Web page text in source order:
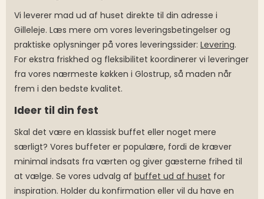
Vi leverer mad ud af huset direkte til din adresse i
Gilleleje. Læs mere om vores leveringsbetingelser og
praktiske oplysninger på vores leveringssider: Levering.
For ekstra friskhed og fleksibilitet koordinerer vi leveringer
fra vores nærmeste køkken i Glostrup, så maden når
frem i den bedste kvalitet.
Ideer til din fest
Skal det være en klassisk buffet eller noget mere
særligt? Vores buffeter er populære, fordi de kræver
minimal indsats fra værten og giver gæsterne frihed til
at vælge. Se vores udvalg af buffet ud af huset for
inspiration. Holder du konfirmation eller vil du have en